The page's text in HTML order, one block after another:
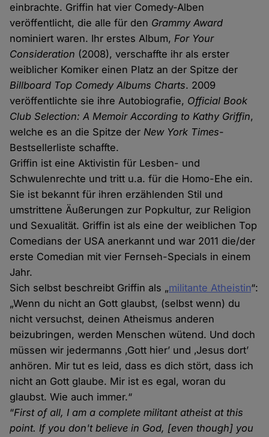
einbrachte. Griffin hat vier Comedy-Alben
veröffentlicht, die alle für den Grammy Award
nominiert waren. Ihr erstes Album,For Your
Consideration (2008), verschaffte ihr als erster
weiblicher Komiker einen Platz an der Spitze der
Billboard Top Comedy Albums Charts. 2009
veröffentlichte sie ihre Autobiografie, Official Book
Club Selection: A Memoir According to Kathy Griffin,
welche es an die Spitze derNew York Times-
Bestsellerliste schaffte.
Griffin ist eine Aktivistin für Lesben- und
Schwulenrechte und tritt u.a. für die Homo-Ehe ein.
Sie ist bekannt für ihren erzählenden Stil und
umstrittene Äußerungen zur Popkultur, zur Religion
und Sexualität. Griffin ist als eine der weiblichen Top
Comedians der USA anerkannt und war 2011 die/der
erste Comedian mit vier Fernseh-Specials in einem
Jahr.
Sich selbst beschreibt Griffin als „militante Atheistin“:
„Wenn du nicht an Gott glaubst, (selbst wenn) du
nicht versuchst, deinen Atheismus anderen
beizubringen, werden Menschen wütend. Und doch
müssen wir jedermanns ‚Gott hier’ und ‚Jesus dort’
anhören. Mir tut es leid, dass es dich stört, dass ich
nicht an Gott glaube. Mir ist es egal, woran du
glaubst. Wie auch immer.“
“First of all, I am a complete militant atheist at this
point. If you don't believe in God, [even though] you